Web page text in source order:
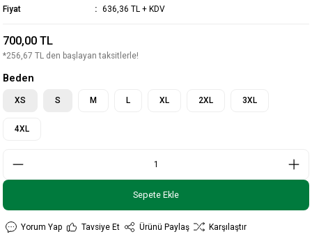
Fiyat
636,36 TL + KDV
700,00 TL
*256,67 TL den başlayan taksitlerle!
Beden
XS S M L XL 2XL 3XL
4XL
Sepete Ekle
Yorum Yap Tavsiye Et Ürünü Paylaş Karşılaştır